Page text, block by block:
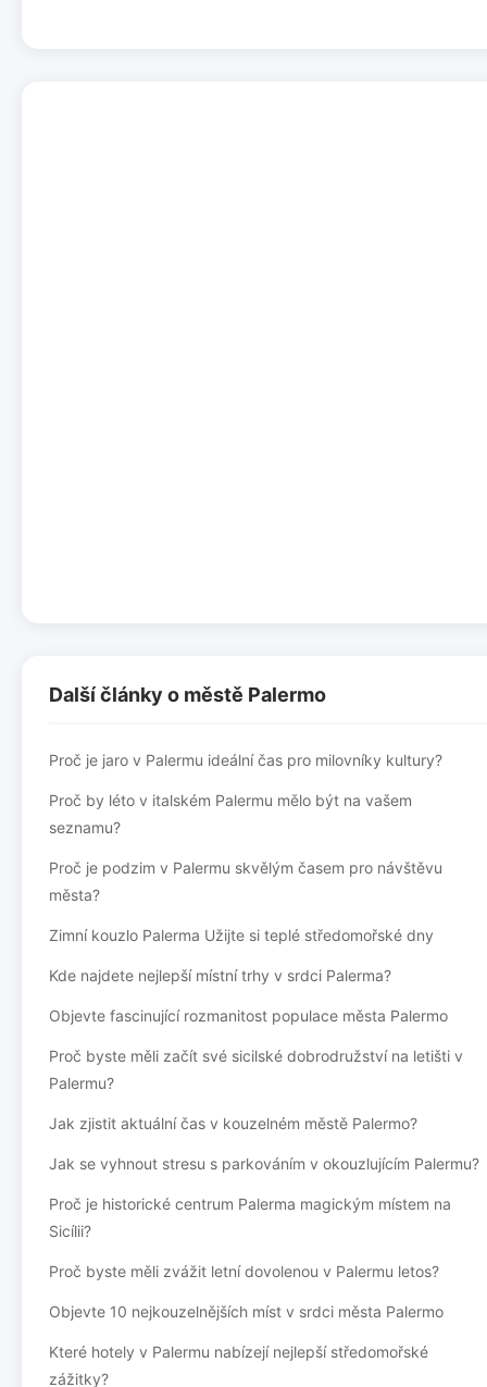
Další články o městě Palermo
Proč je jaro v Palermu ideální čas pro milovníky kultury?
Proč by léto v italském Palermu mělo být na vašem
seznamu?
Proč je podzim v Palermu skvělým časem pro návštěvu
města?
Zimní kouzlo Palerma Užijte si teplé středomořské dny
Kde najdete nejlepší místní trhy v srdci Palerma?
Objevte fascinující rozmanitost populace města Palermo
Proč byste měli začít své sicilské dobrodružství na letišti v
Palermu?
Jak zjistit aktuální čas v kouzelném městě Palermo?
Jak se vyhnout stresu s parkováním v okouzlujícím Palermu?
Proč je historické centrum Palerma magickým místem na
Sicílii?
Proč byste měli zvážit letní dovolenou v Palermu letos?
Objevte 10 nejkouzelnějších míst v srdci města Palermo
Které hotely v Palermu nabízejí nejlepší středomořské
zážitky?